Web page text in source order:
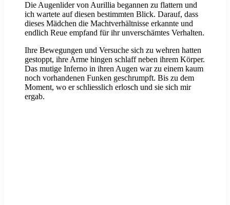
Die Augenlider von Aurillia begannen zu flattern und
ich wartete auf diesen bestimmten Blick. Darauf, dass
dieses Mädchen die Machtverhältnisse erkannte und
endlich Reue empfand für ihr unverschämtes Verhalten.
Ihre Bewegungen und Versuche sich zu wehren hatten
gestoppt, ihre Arme hingen schlaff neben ihrem Körper.
Das mutige Inferno in ihren Augen war zu einem kaum
noch vorhandenen Funken geschrumpft. Bis zu dem
Moment, wo er schliesslich erlosch und sie sich mir
ergab.